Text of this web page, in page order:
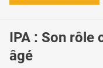
IPA : Son rôle
âgé